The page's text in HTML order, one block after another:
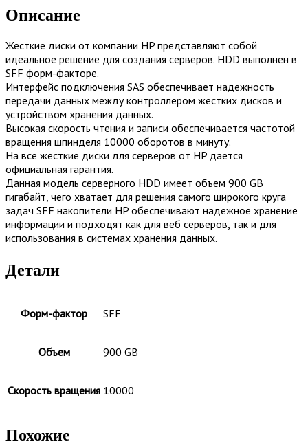
6G
10K
DP
SAS
HDD
[EG0900FBLSK]
Описание
Жесткие диски от компании HP представляют собой
идеальное решение для создания серверов. HDD выполнен в
SFF форм-факторе.
Интерфейс подключения SAS обеспечивает надежность
передачи данных между контроллером жестких дисков и
устройством хранения данных.
Высокая скорость чтения и записи обеспечивается частотой
вращения шпинделя 10000 оборотов в минуту.
На все жесткие диски для серверов от HP дается
официальная гарантия.
Данная модель серверного HDD имеет объем 900 GB
гигабайт, чего хватает для решения самого широкого круга
задач SFF накопители HP обеспечивают надежное хранение
информации и подходят как для веб серверов, так и для
использования в системах хранения данных.
Детали
Форм-фактор SFF
Объем 900 GB
Скорость вращения 10000
Похожие